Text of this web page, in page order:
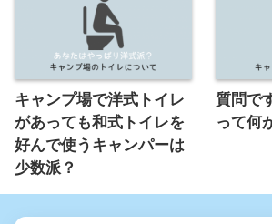
キャンプ場で洋式トイレ
があっても和式トイレを
好んで使うキャンパーは
少数派？
質問で
って何